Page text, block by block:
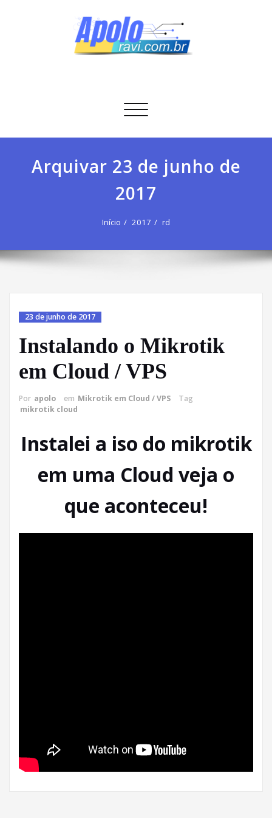
Alternar
Arquivar 23 de junho de
2017
Início 2017 rd
23 de junho de 2017
Instalando o Mikrotik
em Cloud / VPS
Por apolo em Mikrotik em Cloud / VPS
Tag
mikrotik cloud
Instalei a iso do mikrotik
em uma Cloud veja o
que aconteceu!